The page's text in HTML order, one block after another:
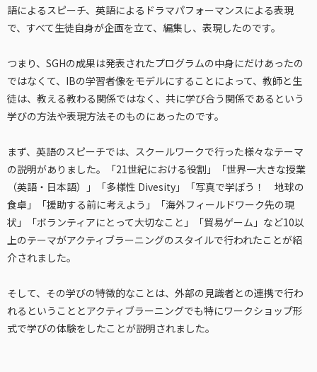
語によるスピーチ、英語によるドラマパフォーマンスによる表現
で、すべて生徒自身が企画を立て、編集し、表現したのです。
つまり、SGHの成果は発表されたプログラムの中身にだけあったの
ではなくて、IBの学習者像をモデルにすることによって、教師と生
徒は、教える教わる関係ではなく、共に学び合う関係であるという
学びの方法や表現方法そのものにあったのです。
まず、英語のスピーチでは、スクールワークで行った様々なテーマ
の説明がありました。「21世紀における役割」「世界一大きな授業
（英語・日本語）」「多様性 Divesity」「写真で学ぼう！ 地球の
食卓」「援助する前に考えよう」「海外フィールドワーク先の現
状」「ボランティアにとって大切なこと」「貿易ゲーム」など10以
上のテーマがアクティブラーニングのスタイルで行われたことが紹
介されました。
そして、その学びの特徴的なことは、外部の見識者との連携で行わ
れるということとアクティブラーニングでも特にワークショップ形
式で学びの体験をしたことが説明されました。